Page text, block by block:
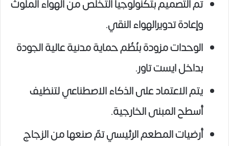
تم التصميم بتكنولوجيا التخلص من الهواء الملوث
وإعادة تدويرالهواء النقي.
الوحدات مزودة بنُظُم حماية مدنية عالية الجودة
بداخل ايست تاور.
يتم الاعتماد على الذكاء الاصطناعي لتنظيف
أسطح المبنى الخارجية.
أرضيات المطعم الرئيسي تمّ صنعها من الزجاج